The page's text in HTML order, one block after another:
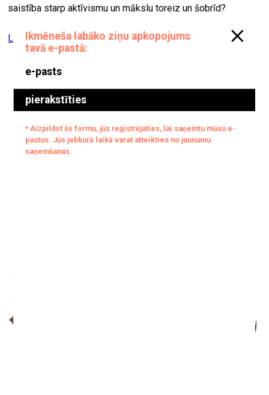
saistība starp aktīvismu un mākslu toreiz un šobrīd?
Latvijas Laikmetīgās mākslas centrs
Izstāde “Muzeja lietu slepenā dzīve”
Jūrmalas muzejā
11. janvāris–23. aprīlis